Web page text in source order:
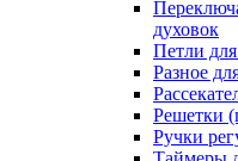
духовок
Петли
Разное
Решетки
Ручки